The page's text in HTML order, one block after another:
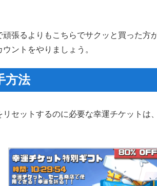
張るよりもこちらでサクッと買った方
ントをやりましょう。
方法
セットするのに必要な幸運チケットは